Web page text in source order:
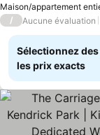
Maison/appartement
/ Aucune évaluation
Sélectionnez
les prix exacts